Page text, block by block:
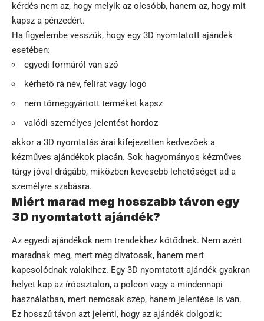
kérdés nem az, hogy melyik az olcsóbb, hanem az, hogy mit
kapsz a pénzedért.
Ha figyelembe vesszük, hogy egy 3D nyomtatott ajándék
esetében:
egyedi formáról van szó
kérhető rá név, felirat vagy logó
nem tömeggyártott terméket kapsz
valódi személyes jelentést hordoz
akkor a 3D nyomtatás árai kifejezetten kedvezőek a
kézműves ajándékok piacán. Sok hagyományos kézműves
tárgy jóval drágább, miközben kevesebb lehetőséget ad a
személyre szabásra.
Miért marad meg hosszabb távon egy
3D nyomtatott ajándék?
Az egyedi ajándékok nem trendekhez kötődnek. Nem azért
maradnak meg, mert még divatosak, hanem mert
kapcsolódnak valakihez. Egy 3D nyomtatott ajándék gyakran
helyet kap az íróasztalon, a polcon vagy a mindennapi
használatban, mert nemcsak szép, hanem jelentése is van.
Ez hosszú távon azt jelenti, hogy az ajándék dolgozik: